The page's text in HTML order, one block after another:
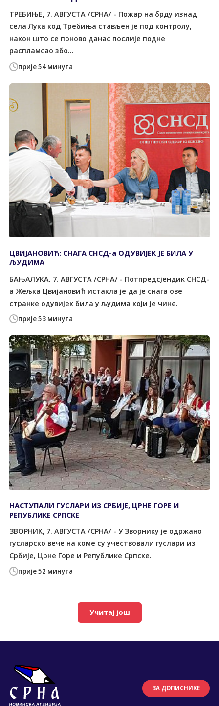
прије 54 минута
ТРЕБИЊЕ, 7. АВГУСТА /СРНА/ - Пожар на брду изнад
села Лука код Tребиња стављен је под контролу,
након што се поново данас послије подне
распламсао збо...
прије 53 минута
ЦВИЈАНОВИЋ: СНАГА СНСД-а ОДУВИЈЕК ЈЕ БИЛА У
ЉУДИМА
БАЊАЛУКА, 7. АВГУСТА /СРНА/ - Потпредсјендик СНСД-
а Жељка Цвијановић истакла је да је снага ове
странке одувијек била у људима који је чине.
прије 52 минута
НАСТУПАЛИ ГУСЛАРИ ИЗ СРБИЈЕ, ЦРНЕ ГОРЕ И
РЕПУБЛИКЕ СРПСКЕ
ЗВОРНИК, 7. АВГУСТА /СРНА/ - У Зворнику је одржано
гусларско вече на коме су учествовали гуслари из
Србије, Црне Горе и Републике Српске.
Учитај још
ЗА ДОПИСНИКЕ